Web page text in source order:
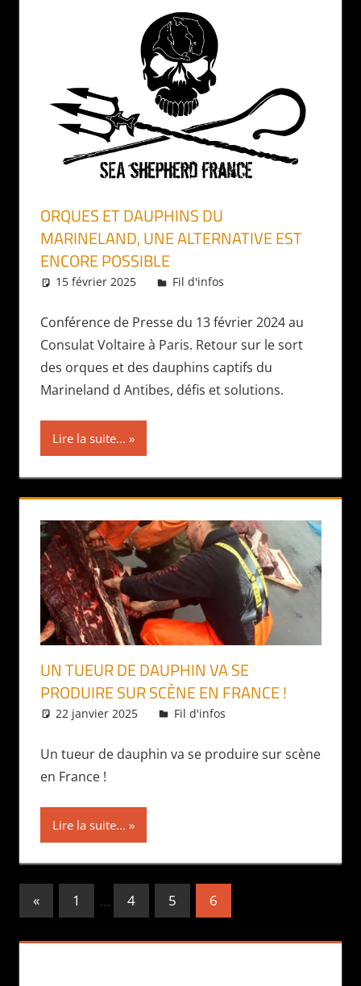
ORQUES ET DAUPHINS DU
MARINELAND, UNE ALTERNATIVE EST
ENCORE POSSIBLE
15 février 2025 Daniel
Fil d'infos
Conférence de Presse du 13 février 2024 au
Consulat Voltaire à Paris. Retour sur le sort
des orques et des dauphins captifs du
Marineland d Antibes, défis et solutions.
Lire la suite...
UN TUEUR DE DAUPHIN VA SE
PRODUIRE SUR SCÈNE EN FRANCE !
22 janvier 2025 Daniel
Fil d'infos
Un tueur de dauphin va se produire sur scène
en France !
Lire la suite...
Pagination
«Publications
précédentes
1 … 4 5 6